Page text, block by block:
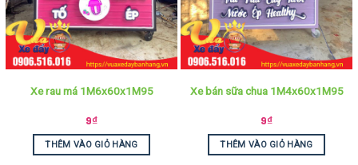
Xe rau má 1M6x60x1M95
9₫
THÊM VÀO GIỎ HÀNG
Xe bán sữa chua 1M4x60x1M95
9₫
THÊM VÀO GIỎ HÀNG